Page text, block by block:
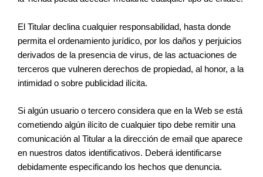
El Titular declina cualquier responsabilidad, hasta donde
permita el ordenamiento jurídico, por los daños y perjuicios
derivados de la presencia de virus, de las actuaciones de
terceros que vulneren derechos de propiedad, al honor, a la
intimidad o sobre publicidad ilícita.
Si algún usuario o tercero considera que en la Web se está
cometiendo algún ilícito de cualquier tipo debe remitir una
comunicación al Titular a la dirección de email que aparece
en nuestros datos identificativos. Deberá identificarse
debidamente especificando los hechos que denuncia.